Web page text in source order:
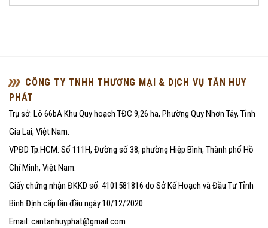
CÔNG TY TNHH THƯƠNG MẠI & DỊCH VỤ TÂN HUY
PHÁT
Trụ sở: Lô 66bA Khu Quy hoạch TĐC 9,26 ha, Phường Quy Nhơn Tây, Tỉnh
Gia Lai, Việt Nam.
VPĐD Tp.HCM: Số 111H, Đường số 38, phường Hiệp Bình, Thành phố Hồ
Chí Minh, Việt Nam.
Giấy chứng nhận ĐKKD số: 4101581816 do Sở Kế Hoạch và Đầu Tư Tỉnh
Bình Định cấp lần đầu ngày 10/12/2020.
Email: cantanhuyphat@gmail.com